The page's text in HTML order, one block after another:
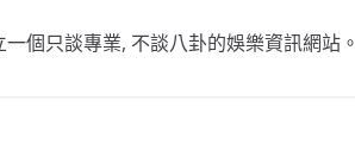
個只談專業, 不談八卦的娛樂資訊網站。